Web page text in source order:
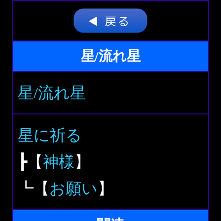
星/流れ星
星/流れ星
星に祈る
┣【神様】
┗【お願い】